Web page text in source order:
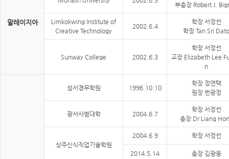
말레이지아
부총장 Robert J.
Limkokwing Institute of
Creative Technology
2002.6.4
학장 서정선
학장 Tan Sri Dato
Sunway College 2002.6.3
학장 서정선
교장 Elizabeth Lee
n
섬서경무학원 1996.10.10
학장 정연택
원장 번광정
광서사범대학 2004.6.7
학장 서정선
총장 Dr Liang
상주신식직업기술학원
2004.6.9 학장 서정선
2014.5.14 총장 김광웅